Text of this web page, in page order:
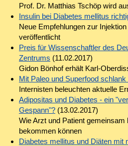
Prof. Dr. Matthias Tschöp wird
Insulin bei Diabetes mellitus
Neue Empfehlungen zur
veröffentlicht
Preis für Wissenschaftler des
Zentrums (11.02.2017)
Gidon Bönhof erhält Karl-
Mit Paleo und Superfood
Internisten beleuchten aktuelle
Adipositas und Diabetes - ein
Gespann"?(13.02.2017)
Wie Arzt und Patient gemeinsam
bekommen können
Diabetes mellitus und Diäten mit